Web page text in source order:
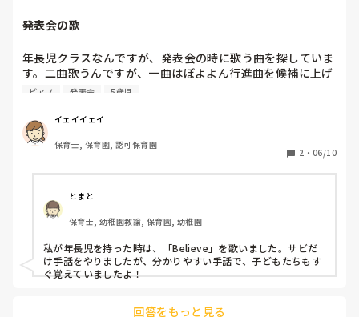
発表会の歌
年長児クラスなんですが、発表会の時に歌う曲を探していま
す。二曲歌うんですが、一曲はぼよよん行進曲を候補に上げ
てて、あと一曲が中々見つかりません。あおいそらにえをか
ストフレンド、ね、きみイロが最近歌ったのでそれ以外でお
すすめありませんか？？サビだけ手話できる曲がいいです。
ピアノ 発表会 5歳児
イェイイェイ
保育士, 保育園, 認可保育園
2 ・ 06/10
とまと
保育士, 幼稚園教諭, 保育園, 幼稚園
私が年長児を持った時は、「Believe」を歌いました。サビだ
け手話をやりましたが、分かりやすい手話で、子どもたちもす
ぐ覚えていましたよ！
回答をもっと見る